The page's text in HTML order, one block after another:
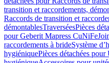
transition et raccordements,
Raccords de transition et
démontablesTraverséesPièces
pour Geberit Mapress CuNiFe
raccordements à brideSystème
hygiéniquePièces détachées